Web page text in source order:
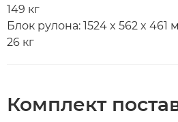
149 кг
Блок рулона: 1524 x 562 x 461
26 кг
Комплект